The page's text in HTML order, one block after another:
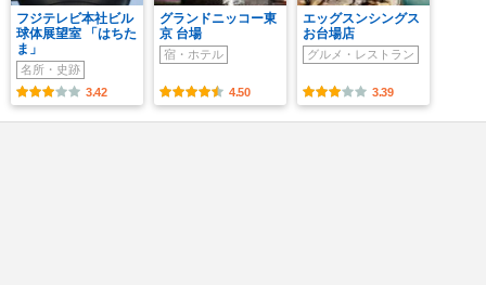
フジテレビ本社ビル
球体展望室 「はちた
ま」
名所・史跡
3.42
グランドニッコー東
京 台場
宿・ホテル
4.50
エッグスンシングス
お台場店
グルメ・レストラン
3.39